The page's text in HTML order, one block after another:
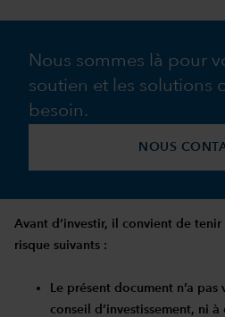
Nous sommes là pour
soutien et les solutions
besoin.
NOUS
Avant d’investir, il convient de
risque suivants :
Le présent document n’a
conseil d’investissement, ni